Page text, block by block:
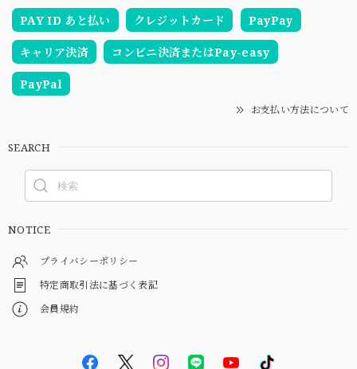
PAY ID あと払い
クレジットカード PayPay
キャリア決済 コンビニ決済またはPay-easy
PayPal
お支払い方法について
SEARCH
NOTICE
プライバシーポリシー
特定商取引法に基づく表記
会員規約